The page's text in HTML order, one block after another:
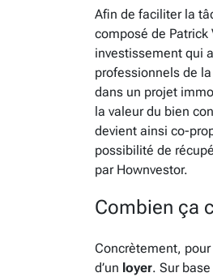
Afin de faciliter la
composé de Patrick
investissement qui
professionnels de
dans un projet
la valeur du bien
devient ainsi co-
possibilité de
par Hownvestor.
Combien ça
Concrètement,
d’un loyer. Sur